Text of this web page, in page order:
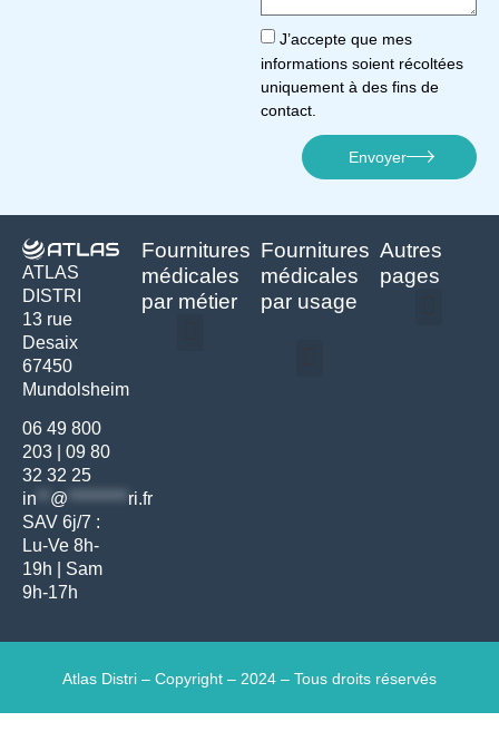
J’accepte que mes
informations soient récoltées
uniquement à des fins de
contact.
Envoyer
ATLAS
DISTRI
13 rue
Desaix
67450
Mundolsheim
06 49 800
203
09 80
32 32 25
in
@ ********* ri.fr
SAV 6j/7 :
Lu-Ve 8h-
19h | Sam
9h-17h
Fournitures
médicales
par métier
Fournitures
médicales
par usage
Autres
pages
Atlas Distri – Copyright – 2024 – Tous droits réservés